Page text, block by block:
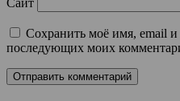
Сайт
Сохранить моё имя, email и
последующих моих